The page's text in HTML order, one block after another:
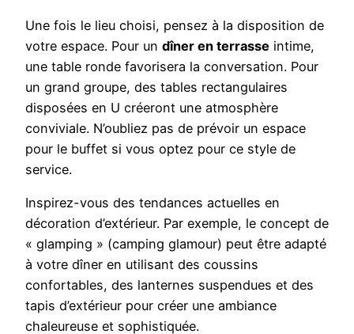
Une fois le lieu choisi, pensez à la disposition de
votre espace. Pour un dîner en terrasse intime,
une table ronde favorisera la conversation. Pour
un grand groupe, des tables rectangulaires
disposées en U créeront une atmosphère
conviviale. N’oubliez pas de prévoir un espace
pour le buffet si vous optez pour ce style de
service.
Inspirez-vous des tendances actuelles en
décoration d’extérieur. Par exemple, le concept de
« glamping » (camping glamour) peut être adapté
à votre dîner en utilisant des coussins
confortables, des lanternes suspendues et des
tapis d’extérieur pour créer une ambiance
chaleureuse et sophistiquée.